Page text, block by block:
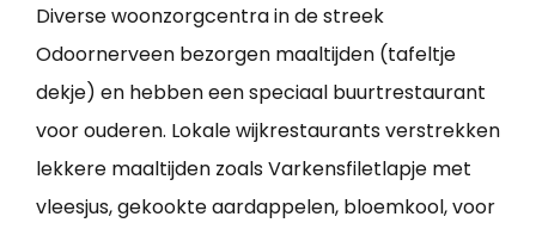
Diverse woonzorgcentra in de streek
Odoornerveen bezorgen maaltijden (tafeltje
dekje) en hebben een speciaal buurtrestaurant
voor ouderen. Lokale wijkrestaurants verstrekken
lekkere maaltijden zoals Varkensfiletlapje met
vleesjus, gekookte aardappelen, bloemkool, voor